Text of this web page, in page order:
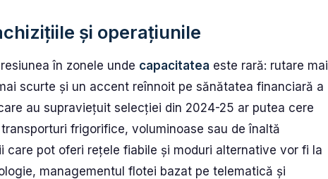
și operațiunile
în zonele unde capacitatea este rară: rutare mai
scurte și un accent reînnoit pe sănătatea financiară a
au supraviețuit selecției din 2024-25 ar putea cere
frigorifice, voluminoase sau de înaltă
care pot oferi rețele fiabile și moduri alternative vor fi la
managementul flotei bazat pe telematică și